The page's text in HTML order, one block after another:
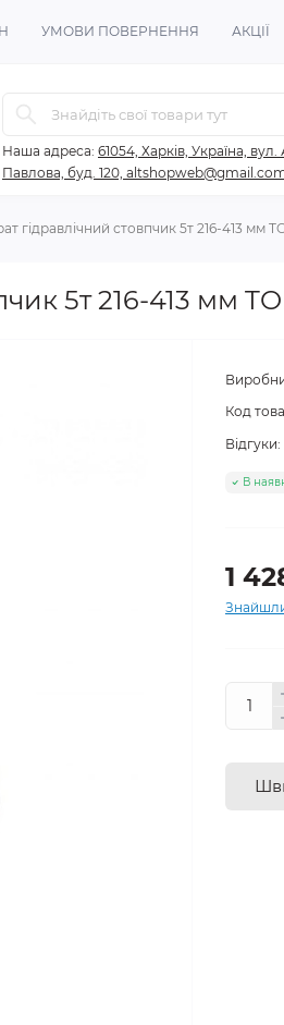
УМОВИ ПОВЕРНЕННЯ АКЦІЇ
Наша адреса: 61054, Харків, Україна, вул.
Павлова, буд. 120,
гідравлічний стовпчик 5т 216-413 мм
5т 216-413 мм
Код
Відгуки:
В
1